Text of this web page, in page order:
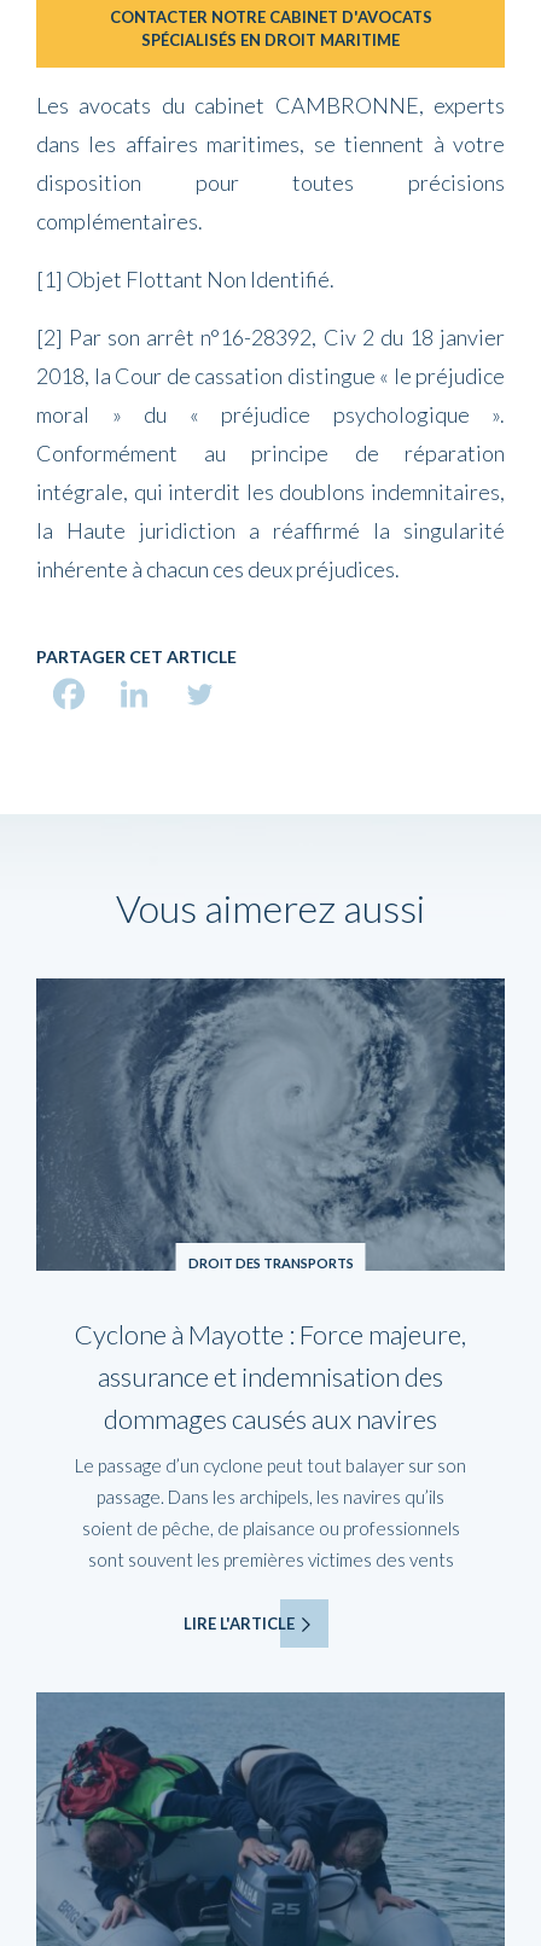
CONTACTER NOTRE CABINET D'AVOCATS
SPÉCIALISÉS EN DROIT MARITIME
Les avocats du cabinet CAMBRONNE, experts
dans les affaires maritimes, se tiennent à votre
disposition pour toutes précisions
complémentaires.
[1] Objet Flottant Non Identifié.
[2] Par son arrêt n°16-28392, Civ 2 du 18 janvier
2018, la Cour de cassation distingue « le préjudice
moral » du « préjudice psychologique ».
Conformément au principe de réparation
intégrale, qui interdit les doublons indemnitaires,
la Haute juridiction a réaffirmé la singularité
inhérente à chacun ces deux préjudices.
PARTAGER CET ARTICLE
Vous aimerez aussi
DROIT DES TRANSPORTS
Cyclone à Mayotte : Force majeure,
assurance et indemnisation des
dommages causés aux navires
Le passage d’un cyclone peut tout balayer sur son
passage. Dans les archipels, les navires qu’ils
soient de pêche, de plaisance ou professionnels
sont souvent les premières victimes des vents
LIRE L'ARTICLE